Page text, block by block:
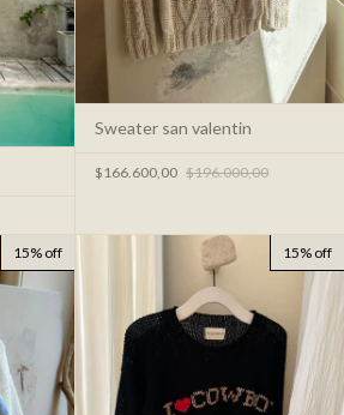
Sweater san valentin
$166.600,00 $196.000,00
15% off 15% off